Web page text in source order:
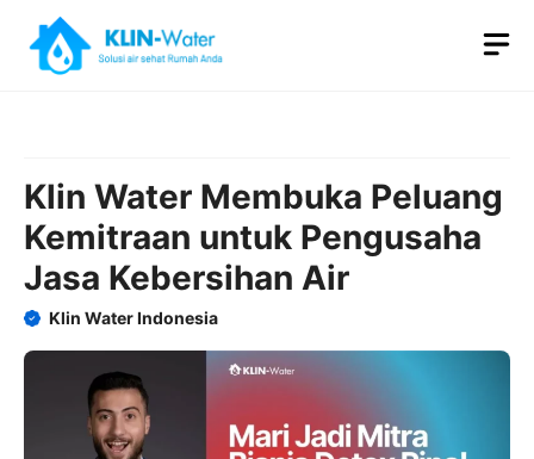
content
Klin Water Membuka Peluang
Kemitraan untuk Pengusaha
Jasa Kebersihan Air
Klin Water Indonesia